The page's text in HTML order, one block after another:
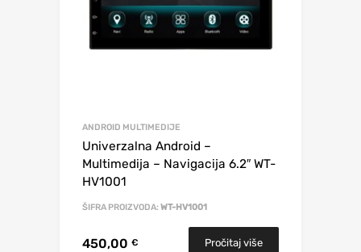
ANDROID MULTIMEDIJE
Univerzalna Android –
Multimedija – Navigacija 6.2″ WT-
HV1001
ŠIFRA PROIZVODA: WT-HV1001
450,00 € Pročitaj više